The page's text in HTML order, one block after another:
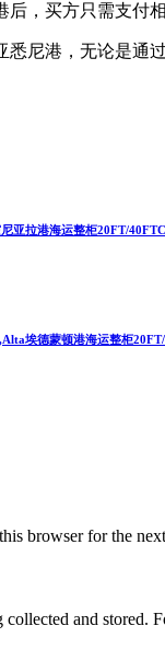
，买方只需支付
悉尼港，无论是通
亚拉港海运整柜20FT/
埃德蒙顿港海运整柜
browser for the
and stored.